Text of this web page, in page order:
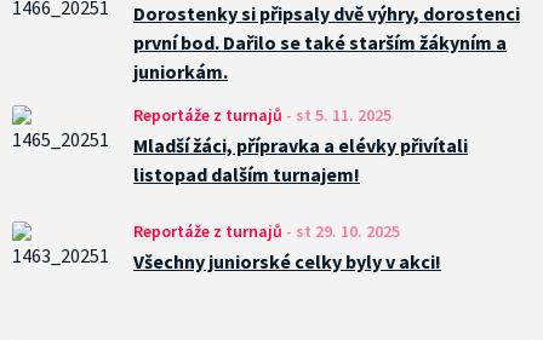
Dorostenky si připsaly dvě výhry, dorostenci
první bod. Dařilo se také starším žákyním a
juniorkám.
Reportáže z turnajů - st 5. 11. 2025
Mladší žáci, přípravka a elévky přivítali
listopad dalším turnajem!
Reportáže z turnajů - st 29. 10. 2025
Všechny juniorské celky byly v akci!